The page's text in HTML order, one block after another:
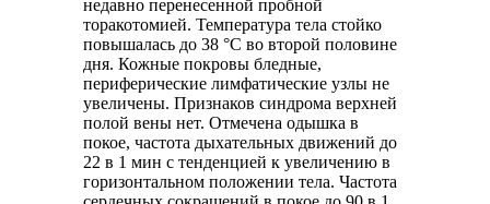
недавно перенесенной пробной
торакотомией. Температура тела стойко
повышалась до 38 °C во второй половине
дня. Кожные покровы бледные,
периферические лимфатические узлы не
увеличены. Признаков синдрома верхней
полой вены нет. Отмечена одышка в
покое, частота дыхательных движений до
22 в 1 мин с тенденцией к увеличению в
горизонтальном положении тела. Частота